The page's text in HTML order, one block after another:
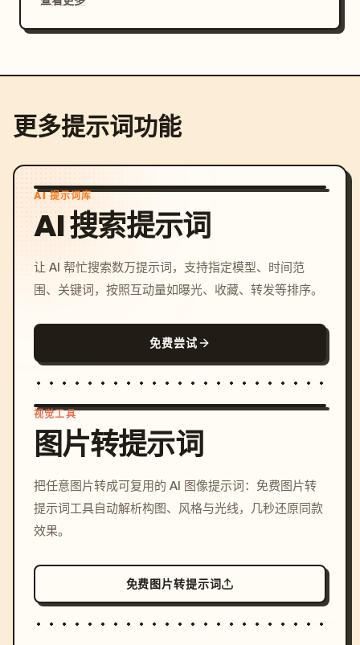
更多提示词功能
AI 提示词库
AI 搜索提示词
让 AI 帮忙搜索数万提示词，支持指定模型、时间范
围、关键词，按照互动量如曝光、收藏、转发等排序。
免费尝试
c, cyberpunk sunset, neon
colors, 8k --v 6.0
视觉工具
图片转提示词
把任意图片转成可复用的 AI 图像提示词：免费图片转
提示词工具自动解析构图、风格与光线，几秒还原同款
效果。
免费图片转提示词